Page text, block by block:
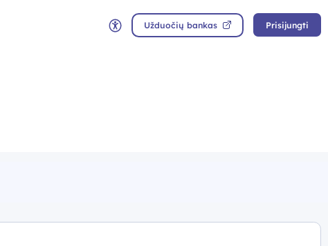
Neįgaliųjų rėžimas
Užduočių bankas Prisijungti